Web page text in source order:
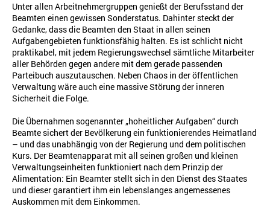
Unter allen Arbeitnehmergruppen genießt der Berufsstand der
Beamten einen gewissen Sonderstatus. Dahinter steckt der
Gedanke, dass die Beamten den Staat in allen seinen
Aufgabengebieten funktionsfähig halten. Es ist schlicht nicht
praktikabel, mit jedem Regierungswechsel sämtliche Mitarbeiter
aller Behörden gegen andere mit dem gerade passenden
Parteibuch auszutauschen. Neben Chaos in der öffentlichen
Verwaltung wäre auch eine massive Störung der inneren
Sicherheit die Folge.
Die Übernahmen sogenannter „hoheitlicher Aufgaben“ durch
Beamte sichert der Bevölkerung ein funktionierendes Heimatland
– und das unabhängig von der Regierung und dem politischen
Kurs. Der Beamtenapparat mit all seinen großen und kleinen
Verwaltungseinheiten funktioniert nach dem Prinzip der
Alimentation: Ein Beamter stellt sich in den Dienst des Staates
und dieser garantiert ihm ein lebenslanges angemessenes
Auskommen mit dem Einkommen.